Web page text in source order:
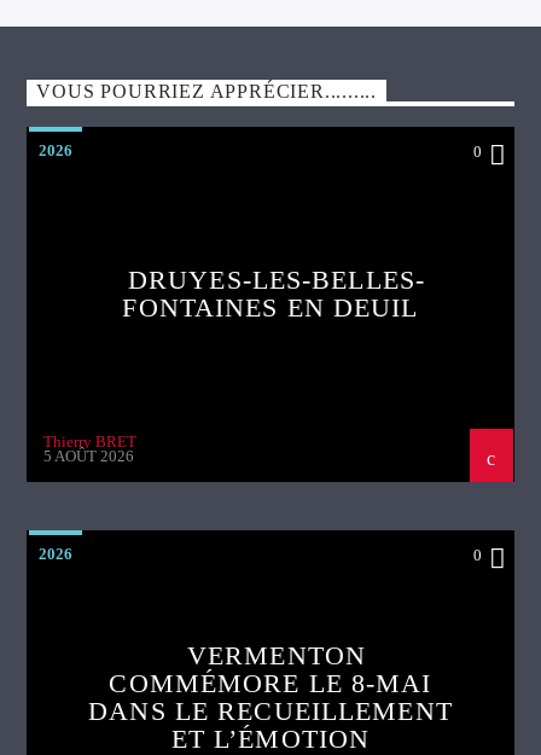
VOUS POURRIEZ APPRÉCIER.........
2026 0
DRUYES-LES-BELLES-
FONTAINES EN DEUIL
Thierry BRET
5 AOÛT 2026
2026 0
VERMENTON
COMMÉMORE LE 8-MAI
DANS LE RECUEILLEMENT
ET L’ÉMOTION